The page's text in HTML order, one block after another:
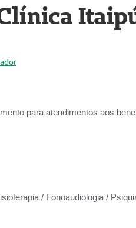
para atendimentos aos
/ Fonoaudiologia /